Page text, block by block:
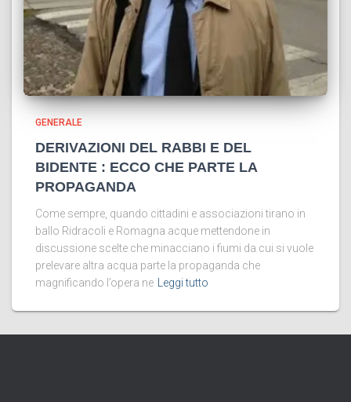
GENERALE
DERIVAZIONI DEL RABBI E DEL
BIDENTE : ECCO CHE PARTE LA
PROPAGANDA
Come sempre, quando cittadini e associazioni tirano in
ballo Ridracoli e Romagna acque mettendone in
discussione scelte che minacciano i fiumi da cui si vuole
prelevare altra acqua parte la propaganda che
magnificando l’opera ne
Leggi tutto